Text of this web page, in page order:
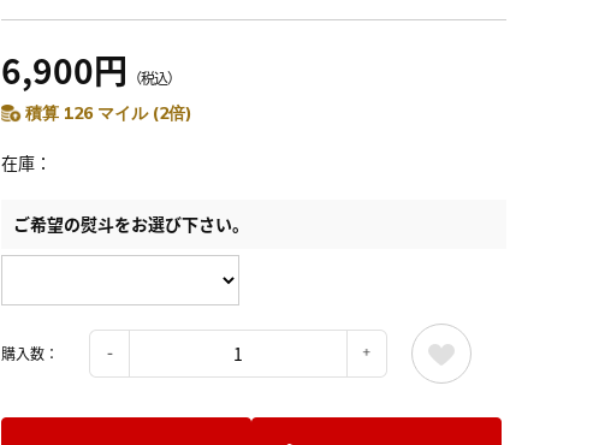
6,900円 （税込）
積算 126 マイル (2倍)
在庫
ご希望の熨斗をお選び下さい。
購入数：